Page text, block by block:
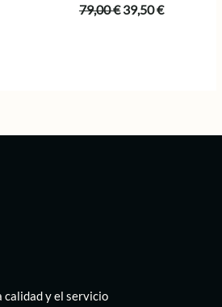
79,00€ El
39,50€El
calidad y el servicio